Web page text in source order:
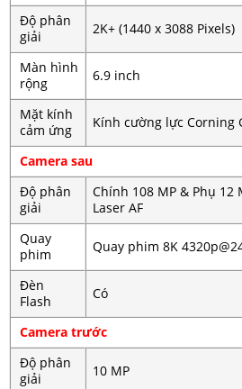
Độ phân
giải
2K+ (1440 x 3088 Pixels)
Màn hình
rộng
6.9 inch
Mặt kính
cảm ứng
Kính cường lực Corning
Camera sau
Độ phân
giải
Chính 108 MP & Phụ 12
Laser AF
Quay
phim
Quay phim 8K
Đèn
Flash
Có
Camera trước
Độ phân
giải
10 MP